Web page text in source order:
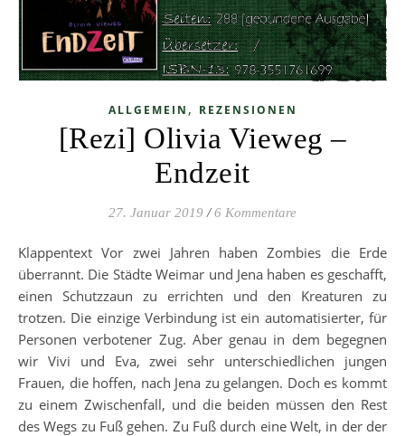
ALLGEMEIN , REZENSIONEN
[Rezi] Olivia Vieweg –
Endzeit
27. Januar 2019 / 6 Kommentare
Klappentext Vor zwei Jahren haben Zombies die Erde
überrannt. Die Städte Weimar und Jena haben es geschafft,
einen Schutzzaun zu errichten und den Kreaturen zu
trotzen. Die einzige Verbindung ist ein automatisierter, für
Personen verbotener Zug. Aber genau in dem begegnen
wir Vivi und Eva, zwei sehr unterschiedlichen jungen
Frauen, die hoffen, nach Jena zu gelangen. Doch es kommt
zu einem Zwischenfall, und die beiden müssen den Rest
des Wegs zu Fuß gehen. Zu Fuß durch eine Welt, in der der